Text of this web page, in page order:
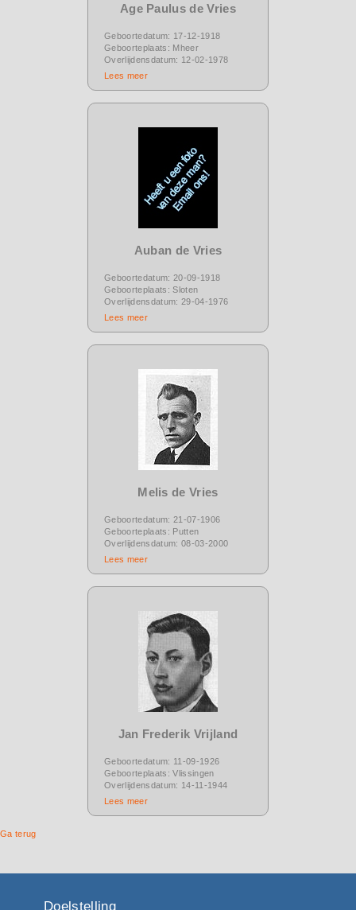
Age Paulus de Vries
Geboortedatum: 17-12-1918
Geboorteplaats: Mheer
Overlijdensdatum: 12-02-1978
Lees meer
Auban de Vries
Geboortedatum: 20-09-1918
Geboorteplaats: Sloten
Overlijdensdatum: 29-04-1976
Lees meer
Melis de Vries
Geboortedatum: 21-07-1906
Geboorteplaats: Putten
Overlijdensdatum: 08-03-2000
Lees meer
Jan Frederik Vrijland
Geboortedatum: 11-09-1926
Geboorteplaats: Vlissingen
Overlijdensdatum: 14-11-1944
Lees meer
Ga terug
Doelstelling